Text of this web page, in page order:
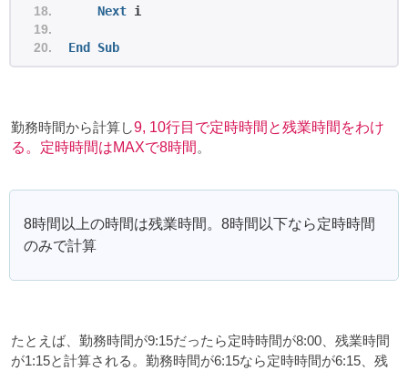
Next i
End Sub
勤務時間から計算し9, 10行目で定時時間と残業時間をわけ
る。定時時間はMAXで8時間 。
8時間以上の時間は残業時間。8時間以下なら定時時間
のみで計算
たとえば、勤務時間が9:15だったら定時時間が8:00、残業時間
が1:15と計算される。勤務時間が6:15なら定時時間が6:15、残